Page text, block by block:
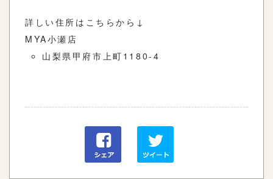
詳しい住所はこちらから↓
MYA小瀬店
山梨県甲府市上町1180-4